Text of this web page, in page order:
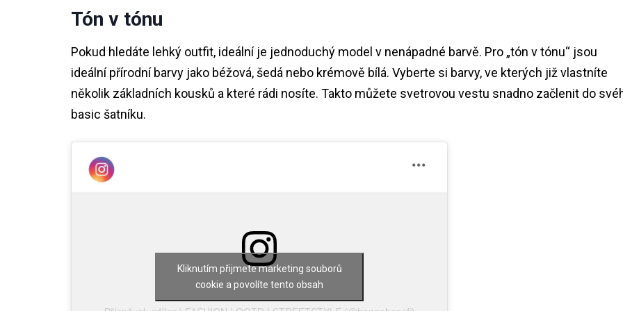
Tón v tónu
Pokud hledáte lehký outfit, ideální je jednoduchý model v nenápadné barvě. Pro „tón v tónu“ jsou
ideální přírodní barvy jako béžová, šedá nebo krémově bílá. Vyberte si barvy, ve kterých již vlastníte
několik základních kousků a které rádi nosíte. Takto můžete svetrovou vestu snadno začlenit do
basic šatníku.
Kliknutím přijmete marketing souborů
cookie a povolíte tento obsah